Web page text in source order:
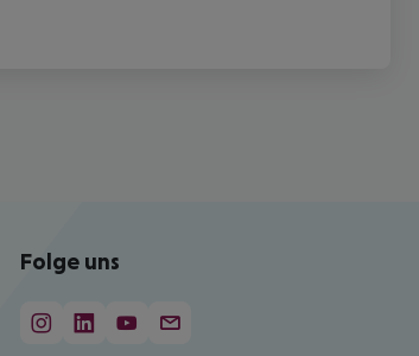
Folge uns